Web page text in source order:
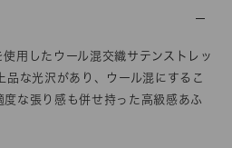
用したウール混交織サテンストレッ
品な光沢があり、ウール混にするこ
な張り感も併せ持った高級感あふ